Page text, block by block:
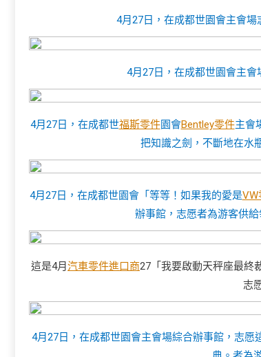
4月27日，在成都世園會主會
4月27日，在成都世園會主會
4月27日，在成都世福斯零件園會Bentley零件主會
把知識之劍，不斷地在水
4月27日，在成都世園會「等等！如果我的愛是VW
辦事館，志愿者為游客供給
這是4月汽車零件進口商27「我要啟動天秤座最終
志
4月27日，在成都世園會主會場綜合辦事館，志